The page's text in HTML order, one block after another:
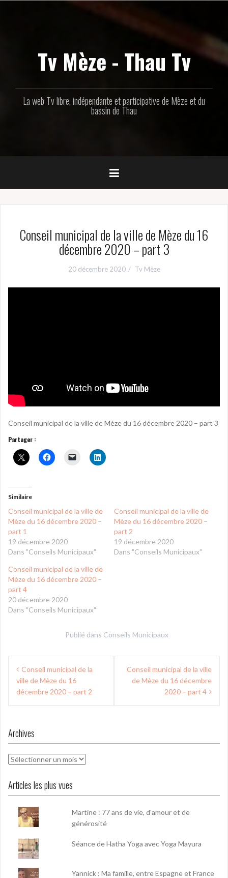
Tv Mèze - Thau Tv
La web Tv libre, indépendante et participative de Mèze et du
bassin de Thau
Conseil municipal de la ville de Mèze du 16
décembre 2020 – part 3
20 décembre 2020 Tv Mèze
Conseil municipal de la ville de Mèze du 16 décembre 2020 – part 3
Partager :
Similaire
Conseil municipal de la ville de
Mèze du 16 décembre 2020 –
part 1
19 décembre 2020
Dans "Conseils Municipaux"
Conseil municipal de la ville de
Mèze du 16 décembre 2020 –
part 2
19 décembre 2020
Dans "Conseils Municipaux"
Conseil municipal de la ville de
Mèze du 16 décembre 2020 –
part 4
20 décembre 2020
Dans "Conseils Municipaux"
Publié dans Conseils Municipaux
Navigation
de
l’article
Conseil municipal de la
ville de Mèze du 16
décembre 2020 – part 2
Conseil municipal de la ville
de Mèze du 16 décembre
2020 – part 4
Archives
Archives
Articles les plus vues
Martine : 77 ans de vie, d'amour et de
générosité
Séance de Hatha Yoga avec Yoga Mayura
Yannick : Ma famille, entre Espagne et France